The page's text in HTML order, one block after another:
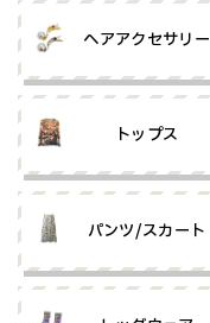
ヘアアクセサリー
トップス
パンツ/スカート